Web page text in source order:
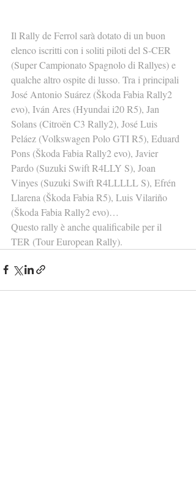
Il Rally de Ferrol sarà dotato di un buon
elenco iscritti con i soliti piloti del S-CER
(Super Campionato Spagnolo di Rallyes) e
qualche altro ospite di lusso. Tra i principali
José Antonio Suárez (Škoda Fabia Rally2
evo), Iván Ares (Hyundai i20 R5), Jan
Solans (Citroën C3 Rally2), José Luis
Peláez (Volkswagen Polo GTI R5), Eduard
Pons (Škoda Fabia Rally2 evo), Javier
Pardo (Suzuki Swift R4LLY S), Joan
Vinyes (Suzuki Swift R4LLLLL S), Efrén
Llarena (Škoda Fabia R5), Luis Vilariño
(Škoda Fabia Rally2 evo)…
Questo rally è anche qualificabile per il
TER (Tour European Rally).